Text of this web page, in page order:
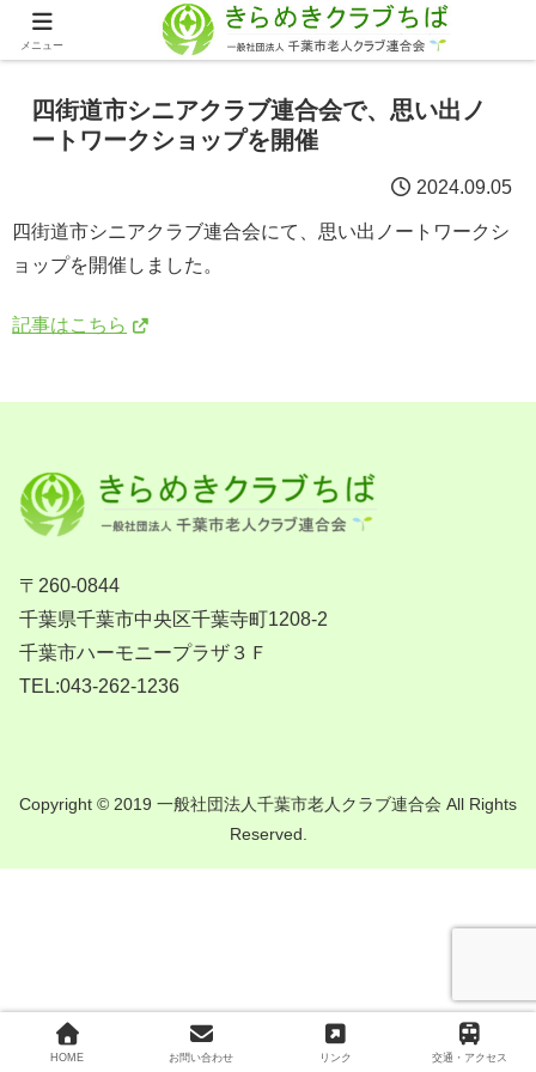
四街道市シニアクラブ連合会で、思い出ノ
ートワークショップを開催
2024.09.05
四街道市シニアクラブ連合会にて、思い出ノートワークシ
ョップを開催しました。
記事はこちら
〒260-0844
千葉県千葉市中央区千葉寺町1208-2
千葉市ハーモニープラザ３Ｆ
TEL:043-262-1236
Copyright © 2019 一般社団法人千葉市老人クラブ連合会 All Rights
Reserved.
メニュー
HOME お問い合わせ リンク 交通・アクセス